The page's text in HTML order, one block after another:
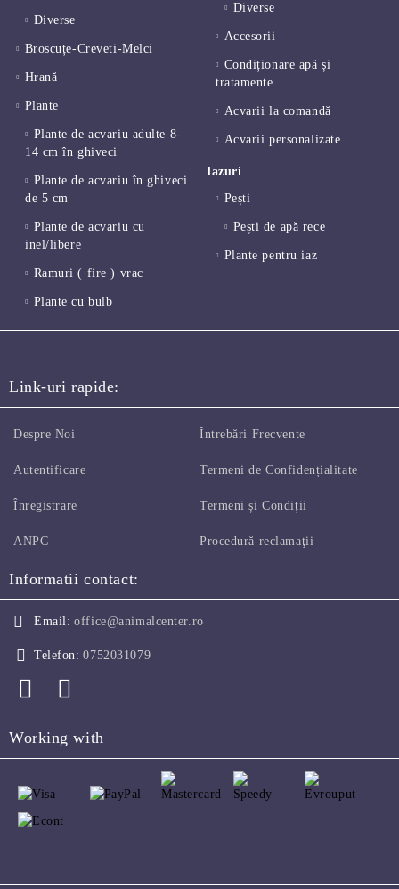
Diverse
Broscuțe-Creveti-Melci
Hrană
Plante
Plante de acvariu adulte 8-
14 cm în ghiveci
Plante de acvariu în ghiveci
de 5 cm
Plante de acvariu cu
inel/libere
Ramuri ( fire ) vrac
Plante cu bulb
Diverse
Accesorii
Condiționare apă și
tratamente
Acvarii la comandă
Acvarii personalizate
Iazuri
Pești
Pești de apă rece
Plante pentru iaz
Link-uri rapide:
Despre Noi
Autentificare
Înregistrare
ANPC
Întrebări Frecvente
Termeni de Confidențialitate
Termeni și Condiții
Procedură reclamaţii
Informatii contact:
Email: office@animalcenter.ro
Telefon: 0752031079
Working with